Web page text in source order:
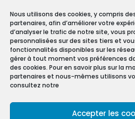
Nous utilisons des cookies, y compris
partenaires, afin d’améliorer votre
d’analyser le trafic de notre site, vous
personnalisées sur des sites tiers et
fonctionnalités disponibles sur les
gérer à tout moment vos préférences
des cookies. Pour en savoir plus sur la
partenaires et nous-mêmes utilisons
consultez notre
Accepter les
Carrez, les diagnostics
obligatoires pour toute
En effet, que vous vendiez ou
ou un appartement, vous
Dossier de Diagnostic
Mentions